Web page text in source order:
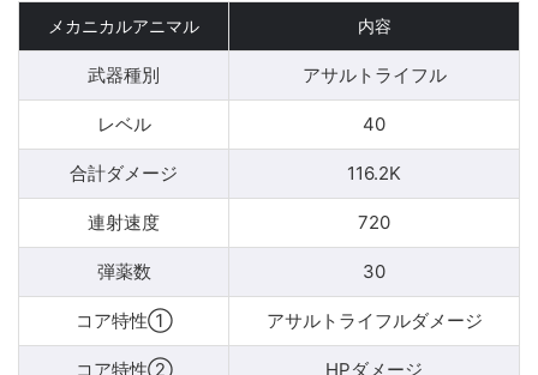
メカニカルアニマル 内容
武器種別 アサルトライフル
レベル 40
合計ダメージ 116.2K
連射速度 720
弾薬数 30
コア特性① アサルトライフルダメージ
コア特性② HPダメージ